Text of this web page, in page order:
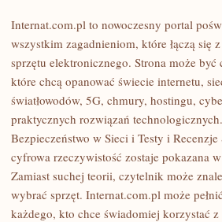
CZYTELNICY
TEMACIE
Internat.com.pl to nowoczesny portal
wszystkim zagadnieniom, które łączą się
sprzętu elektronicznego. Strona może
które chcą opanować świecie internetu,
światłowodów, 5G, chmury, hostingu,
praktycznych rozwiązań
Bezpieczeństwo w Sieci i Testy i
cyfrowa rzeczywistość zostaje pokazana
Zamiast suchej teorii, czytelnik może
wybrać sprzęt. Internat.com.pl może
każdego, kto chce świadomiej korzystać